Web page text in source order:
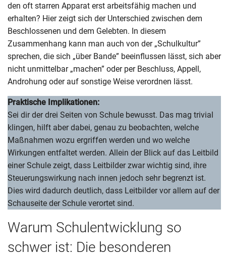
den oft starren Apparat erst arbeitsfähig machen und
erhalten? Hier zeigt sich der Unterschied zwischen dem
Beschlossenen und dem Gelebten. In diesem
Zusammenhang kann man auch von der „Schulkultur”
sprechen, die sich „über Bande” beeinflussen lässt, sich aber
nicht unmittelbar „machen” oder per Beschluss, Appell,
Androhung oder auf sonstige Weise verordnen lässt.
Praktische Implikationen:
Sei dir der drei Seiten von Schule bewusst. Das mag trivial
klingen, hilft aber dabei, genau zu beobachten, welche
Maßnahmen wozu ergriffen werden und wo welche
Wirkungen entfaltet werden. Allein der Blick auf das Leitbild
einer Schule zeigt, dass Leitbilder zwar wichtig sind, ihre
Steuerungswirkung nach innen jedoch sehr begrenzt ist.
Dies wird dadurch deutlich, dass Leitbilder vor allem auf der
Schauseite der Schule verortet sind.
Warum Schulentwicklung so
schwer ist: Die besonderen